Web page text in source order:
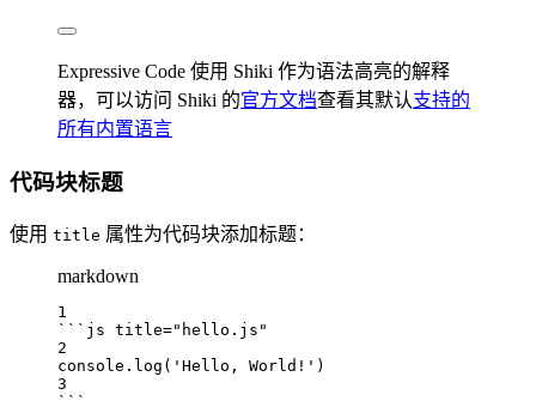
Expressive Code 使用 Shiki 作为语法高亮的解释
器，可以访问 Shiki 的官方文档查看其默认支持的
所有内置语言
代码块标题
使用 title 属性为代码块添加标题：
markdown
1
```js title="hello.js"
2
console . log ( 'Hello, World!' )
3
```